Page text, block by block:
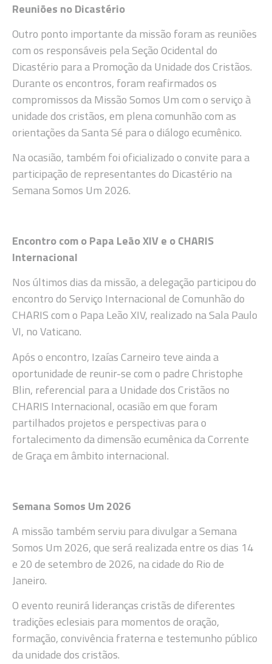
Reuniões no Dicastério
Outro ponto importante da missão foram as reuniões
com os responsáveis pela Seção Ocidental do
Dicastério para a Promoção da Unidade dos Cristãos.
Durante os encontros, foram reafirmados os
compromissos da Missão Somos Um com o serviço à
unidade dos cristãos, em plena comunhão com as
orientações da Santa Sé para o diálogo ecumênico.
Na ocasião, também foi oficializado o convite para a
participação de representantes do Dicastério na
Semana Somos Um 2026.
Encontro com o Papa Leão XIV e o CHARIS
Internacional
Nos últimos dias da missão, a delegação participou do
encontro do Serviço Internacional de Comunhão do
CHARIS com o Papa Leão XIV, realizado na Sala Paulo
VI, no Vaticano.
Após o encontro, Izaías Carneiro teve ainda a
oportunidade de reunir-se com o padre Christophe
Blin, referencial para a Unidade dos Cristãos no
CHARIS Internacional, ocasião em que foram
partilhados projetos e perspectivas para o
fortalecimento da dimensão ecumênica da Corrente
de Graça em âmbito internacional.
Semana Somos Um 2026
A missão também serviu para divulgar a Semana
Somos Um 2026, que será realizada entre os dias 14
e 20 de setembro de 2026, na cidade do Rio de
Janeiro.
O evento reunirá lideranças cristãs de diferentes
tradições eclesiais para momentos de oração,
formação, convivência fraterna e testemunho público
da unidade dos cristãos.